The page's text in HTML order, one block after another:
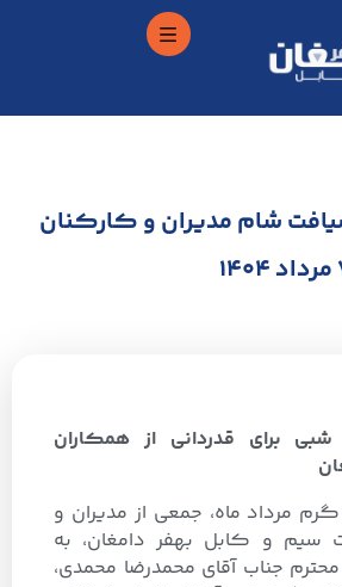
شام مدیران و کارکنان
برای قدردانی از همکاران
مرداد ماه، جمعی از مدیران و
و کابل بهفر دامغان، به
جناب آقای محمدرضا محمدی،